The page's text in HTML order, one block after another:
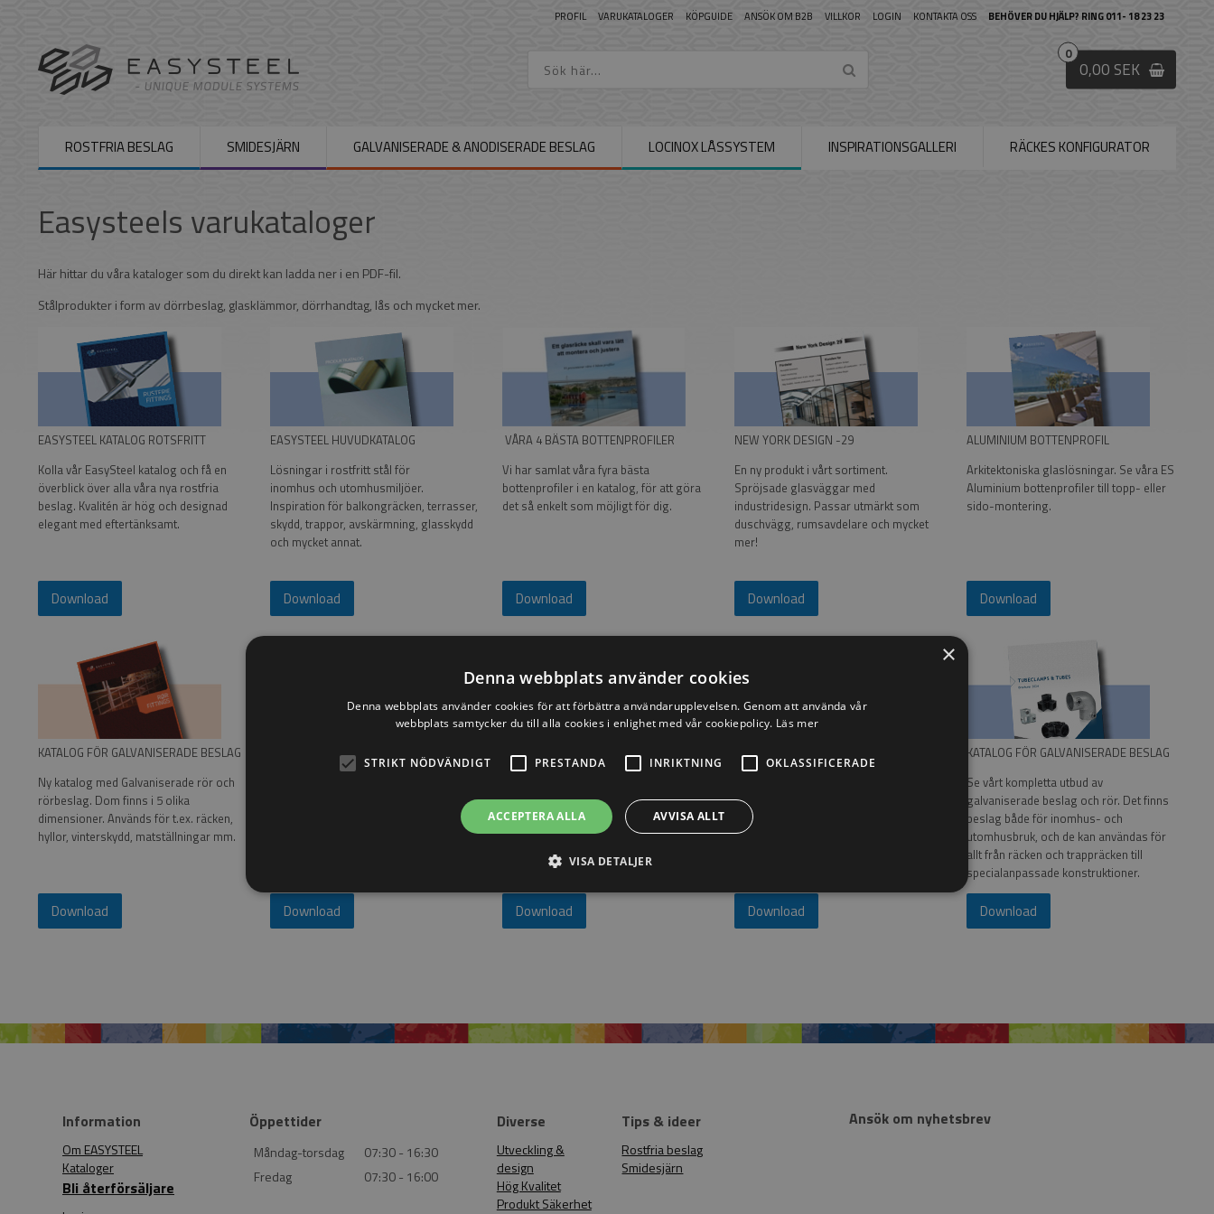
0
0,00 SEK
PROFIL VARUKATALOGER KÖPGUIDE ANSÖK OM B2B VILLKOR LOGIN KONTAKTA OSS BEHÖVER DU HJÄLP? RING 011- 18 23 23
ROSTFRIA BESLAG SMIDESJÄRN GALVANISERADE & ANODISERADE BESLAG LOCINOX LÅSSYSTEM INSPIRATIONSGALLERI RÄCKES KONFIGURATOR
Easysteels varukataloger
Här hittar du våra kataloger som du direkt kan ladda ner i en PDF-fil.
Stålprodukter i form av dörrbeslag, glasklämmor, dörrhandtag, lås och mycket mer.
EASYSTEEL KATALOG ROTSFRITT
Kolla vår EasySteel katalog och få en
överblick över alla våra nya rostfria
beslag. Kvalitén är hög och designad
elegant med eftertänksamt.
Download
EASYSTEEL HUVUDKATALOG
Lösningar i rostfritt stål för
inomhus och utomhusmiljöer.
Inspiration för balkongräcken, terrasser,
skydd, trappor, avskärmning, glasskydd
och mycket annat.
Download
VÅRA 4 BÄSTA BOTTENPROFILER
Vi har samlat våra fyra bästa
bottenprofiler i en katalog, för att göra
det så enkelt som möjligt för dig.
Download
NEW YORK DESIGN -29
En ny produkt i vårt sortiment.
Spröjsade glasväggar med
industridesign. Passar utmärkt som
duschvägg, rumsavdelare och mycket
mer!
Download
ALUMINIUM BOTTENPROFIL
Arkitektoniska glaslösningar. Se våra ES
Aluminium bottenprofiler till topp- eller
sido-montering.
Download
KATALOG FÖR GALVANISERADE BESLAG
Ny katalog med Galvaniserade rör och
rörbeslag. Dom finns i 5 olika
dimensioner. Används för t.ex. räcken,
hyllor, vinterskydd, matställningar mm.
Download
KATALOG FÖRSMIDESJÄRN
Download
KATALOG FÖR LOCINOX
grindstängare
Download
PUREVISTA GLASRÄCKEN
bottenprofil i aluminium och låt dig
inspireras till rätt lösning. Använd dem
till exempel där utsikten förtjänar lite
Download
KATALOG FÖR GALVANISERADE BESLAG
Se vårt kompletta utbud av
galvaniserade beslag och rör. Det finns
beslag både för inomhus- och
utomhusbruk, och de kan användas för
allt från räcken och trappräcken till
specialanpassade konstruktioner.
Download
Information
Om EASYSTEEL
Kataloger
Bli återförsäljare
Öppettider
Måndag-torsdag
07:30 - 16:30
Fredag
07:30 - 16:00
Diverse
Utveckling &
design
Hög Kvalitet
Produkt Säkerhet
Tips & ideer
Rostfria beslag
Smidesjärn
Ansök om nyhetsbrev
×
Denna webbplats använder cookies
Denna webbplats använder cookies för att förbättra användarupplevelsen. Genom att använda vår
webbplats samtycker du till alla cookies i enlighet med vår cookiepolicy. Läs mer
STRIKT NÖDVÄNDIGT PRESTANDA INRIKTNING OKLASSIFICERADE
ACCEPTERA ALLA AVVISA ALLT
VISA DETALJER